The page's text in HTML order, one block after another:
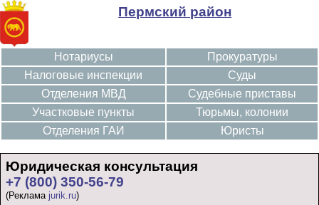
Пермский район
Нотариусы
Налоговые инспекции
Отделения МВД
Участковые пункты
Отделения ГАИ
Прокуратуры
Суды
Судебные приставы
Тюрьмы, колонии
Юристы
Юридическая консультация
+7 (800) 350-56-79
(Реклама jurik.ru)